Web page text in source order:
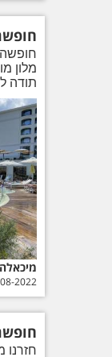
חופשה
מלון
תודה
מיכאלה
2022